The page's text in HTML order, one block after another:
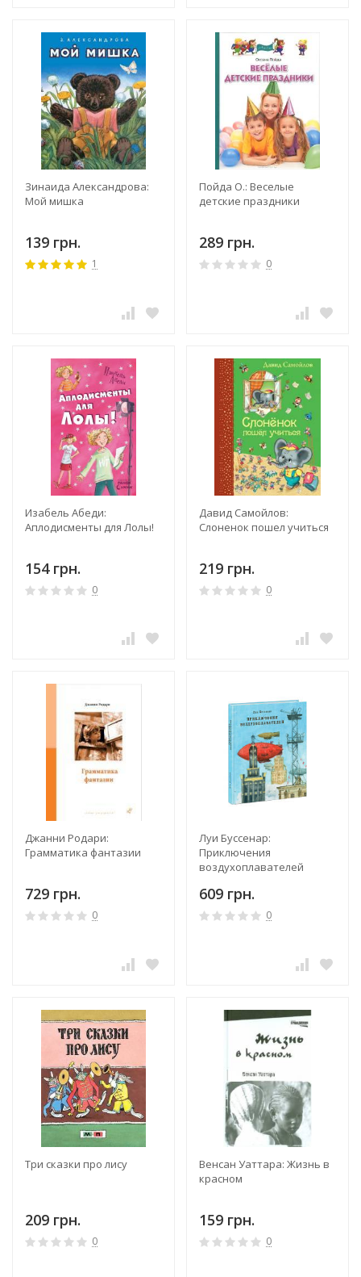
Зинаида Александрова:
Мой мишка
139 грн.
1
Пойда О.: Веселые
детские праздники
289 грн.
0
Изабель Абеди:
Аплодисменты для Лолы!
154 грн.
0
Давид Самойлов:
Слоненок пошел учиться
219 грн.
0
Джанни Родари:
Грамматика фантазии
729 грн.
0
Луи Буссенар:
Приключения
воздухоплавателей
609 грн.
0
Три сказки про лису
209 грн.
0
Венсан Уаттара: Жизнь в
красном
159 грн.
0